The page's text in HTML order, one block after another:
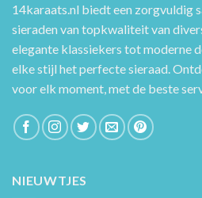
14karaats.nl biedt een zorgvuldig
sieraden van topkwaliteit van
elegante klassiekers tot moderne
elke stijl het perfecte sieraad.
voor elk moment, met de beste
NIEUWTJES